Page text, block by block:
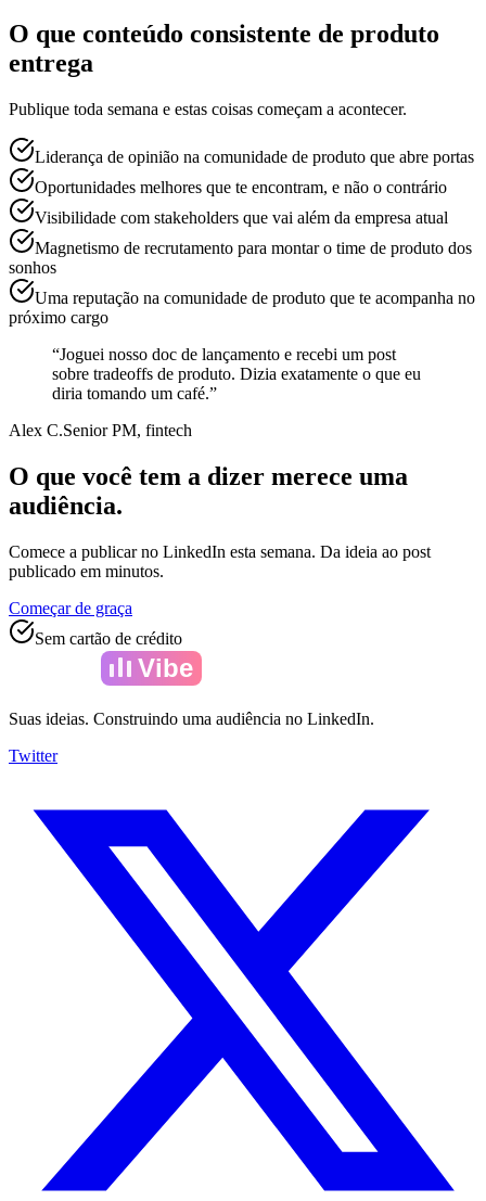
O que conteúdo consistente de produto
entrega
Publique toda semana e estas coisas começam a acontecer.
Liderança de opinião na comunidade de produto que abre portas
Oportunidades melhores que te encontram, e não o contrário
Visibilidade com stakeholders que vai além da empresa atual
Magnetismo de recrutamento para montar o time de produto dos
sonhos
Uma reputação na comunidade de produto que te acompanha no
próximo cargo
“Joguei nosso doc de lançamento e recebi um post
sobre tradeoffs de produto. Dizia exatamente o que eu
diria tomando um café.”
Alex C.Senior PM, fintech
O que você tem a dizer merece uma
audiência.
Comece a publicar no LinkedIn esta semana. Da ideia ao post
publicado em minutos.
Começar de graça
Sem cartão de crédito
Vibe
Suas ideias. Construindo uma audiência no LinkedIn.
Twitter